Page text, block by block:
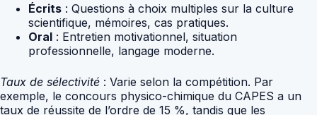
Écrits : Questions à choix multiples sur la culture
scientifique, mémoires, cas pratiques.
Oral : Entretien motivationnel, situation
professionnelle, langage moderne.
Taux de sélectivité : Varie selon la compétition. Par
exemple, le concours physico-chimique du CAPES a un
taux de réussite de l’ordre de 15 %, tandis que les